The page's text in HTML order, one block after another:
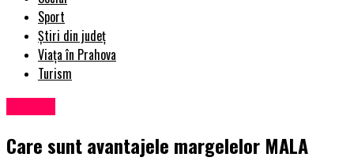
Sport
Știri din județ
Viața în Prahova
Turism
Care sunt avantajele margelelor MALA